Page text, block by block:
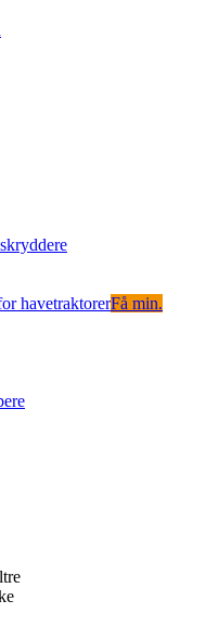
havetraktorerFå min.